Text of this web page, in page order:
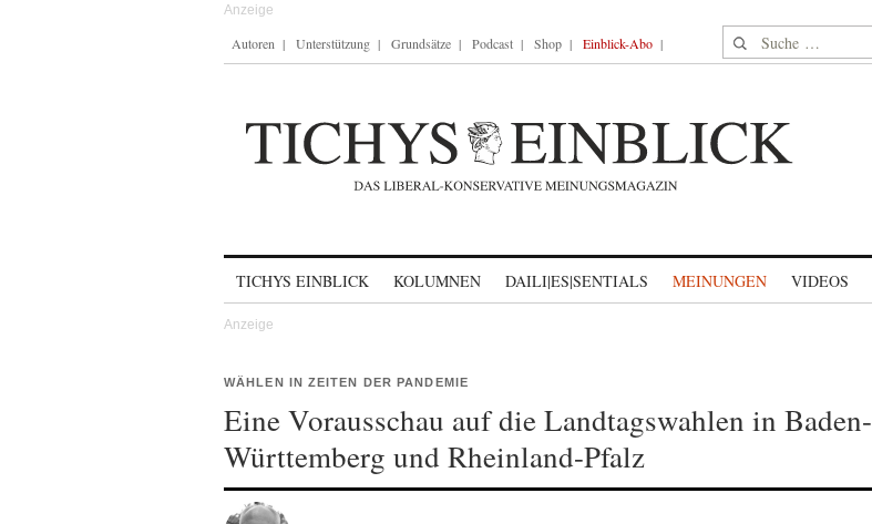
Autoren Unterstützung Grundsätze Podcast Shop Einblick-Abo Suche nach:
TICHYS EINBLICK KOLUMNEN DAILI|ES|SENTIALS MEINUNGEN VIDEOS
WÄHLEN IN ZEITEN DER PANDEMIE
Eine Vorausschau auf die Landtagswahlen in Baden-
Württemberg und Rheinland-Pfalz